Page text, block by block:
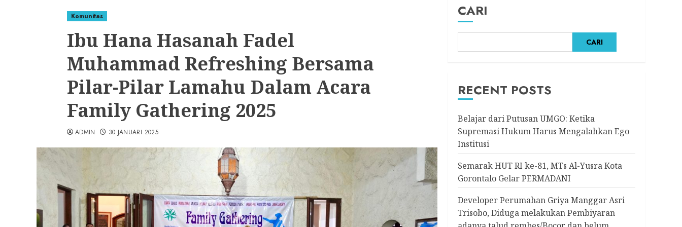
Komunitas
Ibu Hana Hasanah Fadel
Muhammad Refreshing Bersama
Pilar-Pilar Lamahu Dalam Acara
Family Gathering 2025
ADMIN 30 JANUARI 2025
CARI
CARI
RECENT POSTS
Belajar dari Putusan UMGO: Ketika
Supremasi Hukum Harus Mengalahkan Ego
Institusi
Semarak HUT RI ke-81, MTs Al-Yusra Kota
Gorontalo Gelar PERMADANI
Developer Perumahan Griya Manggar Asri
Trisobo, Diduga melakukan Pembiyaran